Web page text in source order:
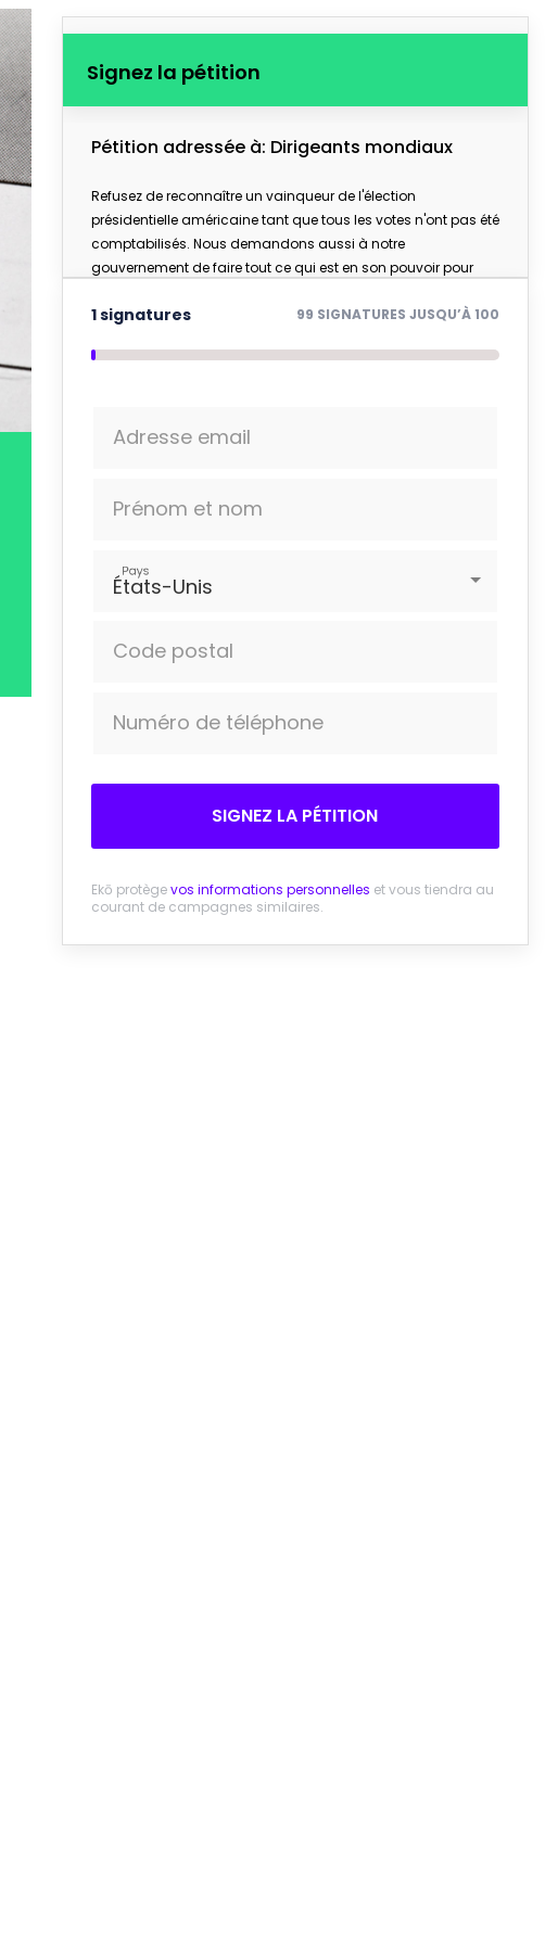
Signez la pétition
Pétition adressée à: Dirigeants mondiaux
Refusez de reconnaître un vainqueur de l'élection
présidentielle américaine tant que tous les votes n'ont pas été
comptabilisés. Nous demandons aussi à notre
gouvernement de faire tout ce qui est en son pouvoir pour
transfert pacifique du pouvoir aux États-Unis conformément
1 signatures 99 SIGNATURES JUSQU’À 100
Adresse email
Prénom et nom
Pays
États-Unis
Code postal
Numéro de téléphone
SIGNEZ LA PÉTITION
Ekō protègevos informations personnelles et vous tiendra au
courant de campagnes similaires.